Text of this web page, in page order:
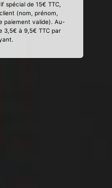
spécial de 15€ TTC,
(nom, prénom,
paiement valide). Au-
3,5€ à 9,5€ TTC par